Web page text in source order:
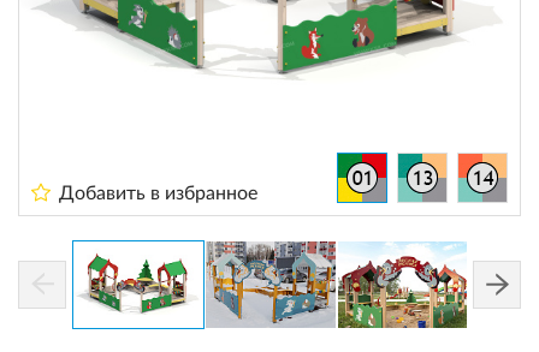
Добавить в избранное